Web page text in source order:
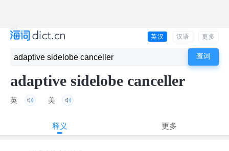
英汉 汉语 更多
adaptive sidelobe canceller
英 美
释义 更多